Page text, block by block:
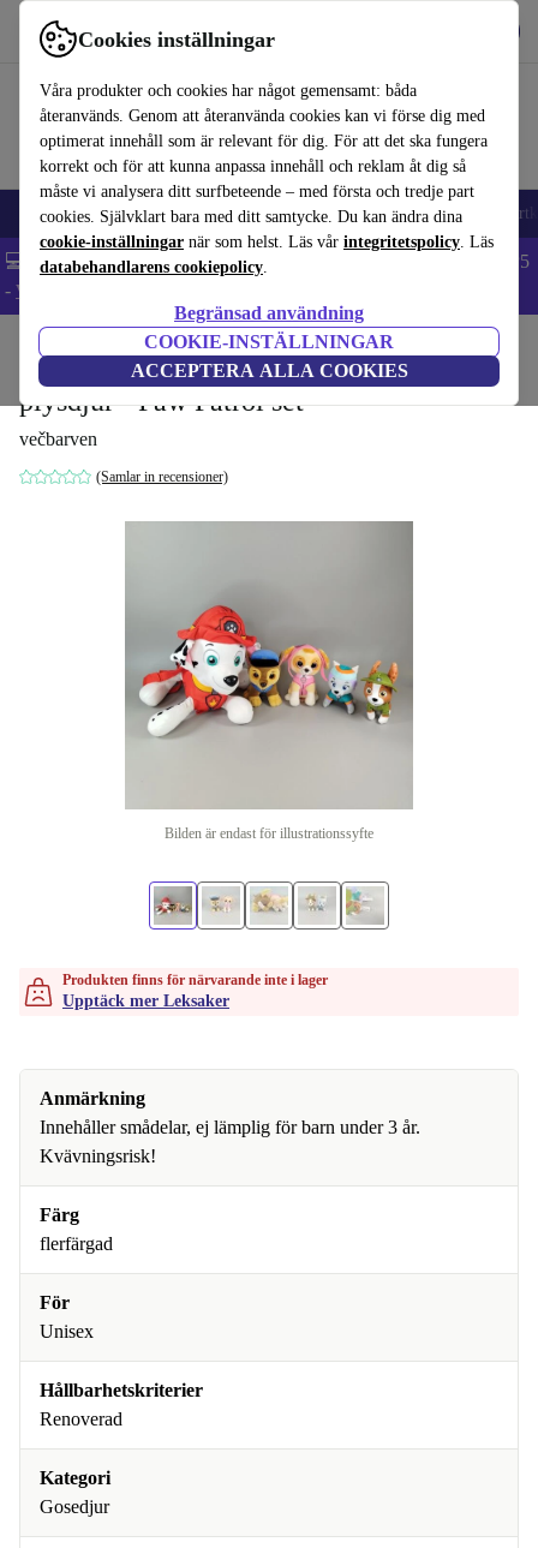
Cookies inställningar
Våra produkter och cookies har något gemensamt: båda
återanvänds. Genom att återanvända cookies kan vi förse dig med
optimerat innehåll som är relevant för dig. För att det ska fungera
korrekt och för att kunna anpassa innehåll och reklam åt dig så
måste vi analysera ditt surfbeteende – med första och tredje part
cookies. Självklart bara med ditt samtycke. Du kan ändra dina
cookie-inställningar när som helst. Läs vår integritetspolicy. Läs
databehandlarens cookiepolicy.
Begränsad användning
COOKIE-INSTÄLLNINGAR
ACCEPTERA ALLA COOKIES
Använd refurbed snabbt och enkelt
🎒 Back to school Mobiltelefoner Bärbara datorer Surfplattor
💻 Extra 5% rabatt på alla MacBooks och laptops - Code: LAPTOP5
- Villkor
Leksaker
plysdjur - Paw Patrol set
večbarven
(Samlar in recensioner)
Bilden är endast för illustrationssyfte
Produkten finns för närvarande inte i lager
Upptäck mer Leksaker
Anmärkning
Innehåller smådelar, ej lämplig för barn under 3 år.
Kvävningsrisk!
Färg
flerfärgad
För
Unisex
Hållbarhetskriterier
Renoverad
Kategori
Gosedjur